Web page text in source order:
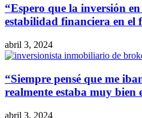
“Espero que la inversión
estabilidad financiera en el
abril 3, 2024
“Siempre pensé que me
realmente estaba muy bien
abril 3, 2024